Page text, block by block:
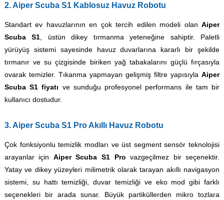
2. Aiper Scuba S1 Kablosuz Havuz Robotu
Standart ev havuzlarının en çok tercih edilen modeli olanAiper
Scuba S1 , üstün dikey tırmanma yeteneğine sahiptir. Paletli
yürüyüş sistemi sayesinde havuz duvarlarına kararlı bir şekilde
tırmanır ve su çizgisinde biriken yağ tabakalarını güçlü fırçasıyla
ovarak temizler. Tıkanma yapmayan gelişmiş filtre yapısıylaAiper
Scuba S1 fiyatı ve sunduğu profesyonel performans ile tam bir
kullanıcı dostudur.
3. Aiper Scuba S1 Pro Akıllı Havuz Robotu
Çok fonksiyonlu temizlik modları ve üst segment sensör teknolojisi
arayanlar için Aiper Scuba S1 Pro vazgeçilmez bir seçenektir.
Yatay ve dikey yüzeyleri milimetrik olarak tarayan akıllı navigasyon
sistemi, su hattı temizliği, duvar temizliği ve eko mod gibi farklı
seçenekleri bir arada sunar. Büyük partiküllerden mikro tozlara